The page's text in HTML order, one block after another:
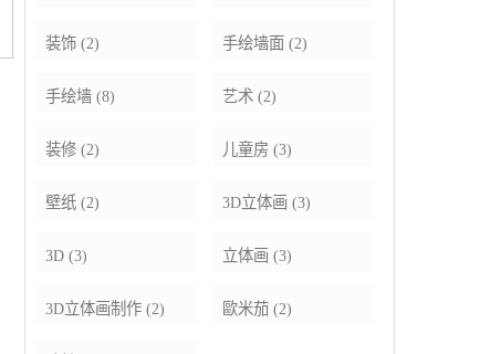
装饰 (2) 手绘墙面 (2)
手绘墙 (8) 艺术(2)
装修 (2) 儿童房(3)
壁纸 (2) 3D立体画 (3)
3D (3) 立体画 (3)
3D立体画制作 (2) 歐米茄(2)